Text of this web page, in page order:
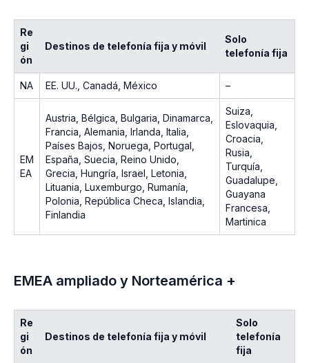
Re
gi
ón
Destinos de telefonía fija y móvil
Solo
telefonía fija
NA EE. UU., Canadá, México –
EM
EA
Austria, Bélgica, Bulgaria, Dinamarca,
Francia, Alemania, Irlanda, Italia,
Países Bajos, Noruega, Portugal,
España, Suecia, Reino Unido,
Grecia, Hungría, Israel, Letonia,
Lituania, Luxemburgo, Rumanía,
Polonia, República Checa, Islandia,
Finlandia
Suiza,
Eslovaquia,
Croacia,
Rusia,
Turquía,
Guadalupe,
Guayana
Francesa,
Martinica
EMEA ampliado y Norteamérica +
Re
gi
ón
Destinos de telefonía fija y móvil
Solo
telefonía
fija